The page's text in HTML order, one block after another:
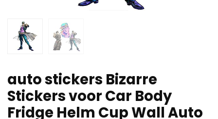
auto stickers Bizarre
Stickers voor Car Body
Fridge Helm Cup Wall Auto